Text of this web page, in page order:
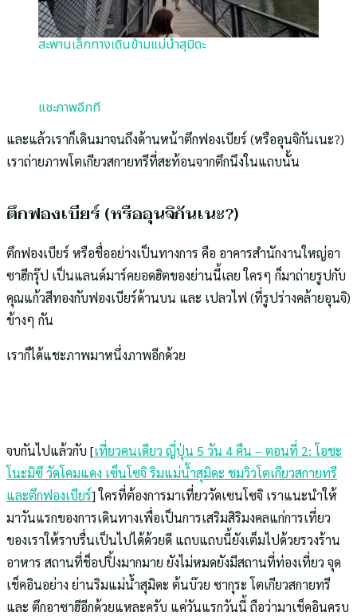
สะพานเล็กทางเดินข้ามแม่น้ำสุมิดะ
แชะภาพอีกที
และแล้วเราก็เดินมาจนถึงด้านหน้าตึกฟองเบียร์ (หรืออุนจิกันเนะ?)
เราถ่ายภาพโตเกียวสกายทรีที่สะท้อนจากตึกนึงในแถบนั้น
ตึกฟองเบียร์ (หรืออุนจิกันเนะ?)
ตึกฟองเบียร์ หรือชื่ออย่างเป็นทางการ คือ อาคารสำนักงานใหญ่อา
ซาฮีกรุ๊ป เป็นแลนด์มาร์คยอดฮิตของย่านนี้เลย ใครๆ ก็มาถ่ายรูปกับ
คุณแก้วสีทองกับฟองเบียร์ด้านบน และ เปลวไฟ (ที่รูปร่างคล้ายอุนจิ)
ข้างๆ กัน
เราก็ได้แชะภาพมาหนึ่งภาพอีกด้วย
จบกันไปแล้วกับ [เที่ยวคนเดียว ญี่ปุ่น 5 วัน 4 คืน – ตอนที่ 2: โอชะ
โนะมิซึ วัดโคมแดง เซ็นโซจิ ริมแม่น้ำสุมิดะ ชมวิวโตเกียวสกายทรี
และตึกฟองเบียร์] ใครที่ต้องการมาเที่ยววัดเซนโซจิ เราแนะนำให้
มาวันแรกของการเดินทางเพื่อเป็นการเสริมสิริมงคลแก่การเที่ยว
ของเราให้ราบรื่นเป็นไปได้ด้วยดี แถบแถบนี้ยังเต็มไปด้วยรวงร้าน
อาหาร สถานที่ช็อปปิ้งมากมาย ยังไม่หมดยังมีสถานที่ท่องเที่ยว จุด
เช็คอินอย่าง ย่านริมแม่น้ำสุมิดะ ต้นบ๊วย ซากุระ โตเกียวสกายทรี
และ ตึกอาซาฮีอีกด้วยแหละครับ แค่วันแรกวันนี้ ถือว่ามาเช็คอินครบ